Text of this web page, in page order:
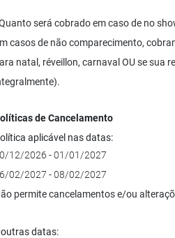
será cobrado em caso de no
casos de não comparecimento,
natal, réveillon, carnaval OU se sua
de Cancelamento
aplicável nas datas:
12/2026 - 01/01/2027
02/2027 - 08/02/2027
permite cancelamentos e/ou
datas: